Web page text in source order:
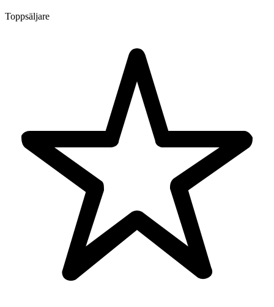
Toppsäljare